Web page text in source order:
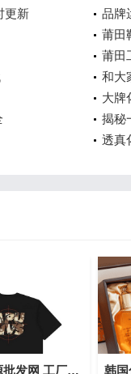
更新
品牌
莆田
莆田
和大
大牌
揭秘
透真
潮牌男装货源批发网 工厂直销 一件代发